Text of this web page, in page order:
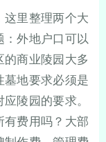
这里整理两个大
：外地户口可以
商业陵园大多
墓地要求必须是
陵园的要求。
有费用吗？大部